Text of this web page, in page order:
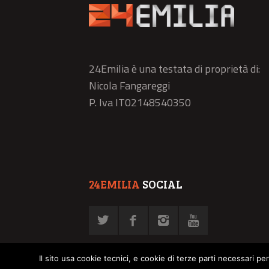
24Emilia è una testata di proprietà di:
Nicola Fangareggi
P. Iva IT02148540350
24EMILIA SOCIAL
Il sito usa cookie tecnici, e cookie di terze parti necessari